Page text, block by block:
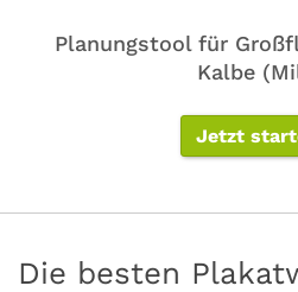
Planungstool für
Kalbe
Jetzt
Die besten